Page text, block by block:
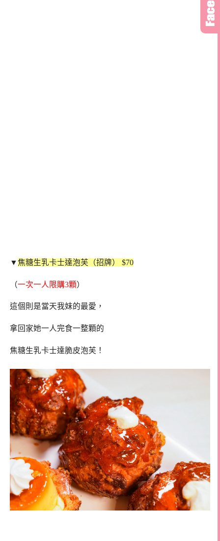
▼焦糖生乳卡士達泡芙（招牌） $70
（一次一人限購3顆）
這個則是當天我妹的最愛，
拿回家她一人完食一整顆的
焦糖生乳卡士達脆皮泡芙！